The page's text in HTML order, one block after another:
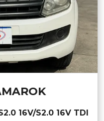
16V/S2.0 16V TDI